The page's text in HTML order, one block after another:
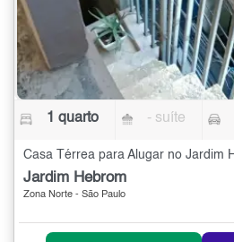
1 quarto - suíte
Jardim Hebrom
Zona Norte - São Paulo